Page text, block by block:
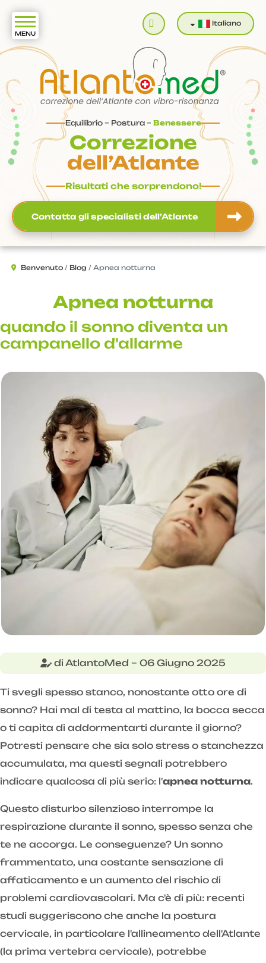
Equilibrio – Postura – Benessere
Correzione
dell’Atlante
Risultati che sorprendono!
Contatta gli specialisti dell’Atlante
Cerca Italiano
Benvenuto Blog Apnea notturna
Apnea notturna
quando il sonno diventa un
campanello d'allarme
di AtlantoMed – 06 Giugno 2025
Ti svegli spesso stanco, nonostante otto ore di
sonno? Hai mal di testa al mattino, la bocca secca
o ti capita di addormentarti durante il giorno?
Potresti pensare che sia solo stress o stanchezza
accumulata, ma questi segnali potrebbero
indicare qualcosa di più serio: l'apnea notturna.
Questo disturbo silenzioso interrompe la
respirazione durante il sonno, spesso senza che
te ne accorga. Le conseguenze? Un sonno
frammentato, una costante sensazione di
affaticamento e un aumento del rischio di
problemi cardiovascolari. Ma c'è di più: recenti
studi suggeriscono che anche la postura
cervicale, in particolare l'allineamento dell'Atlante
(la prima vertebra cervicale), potrebbe